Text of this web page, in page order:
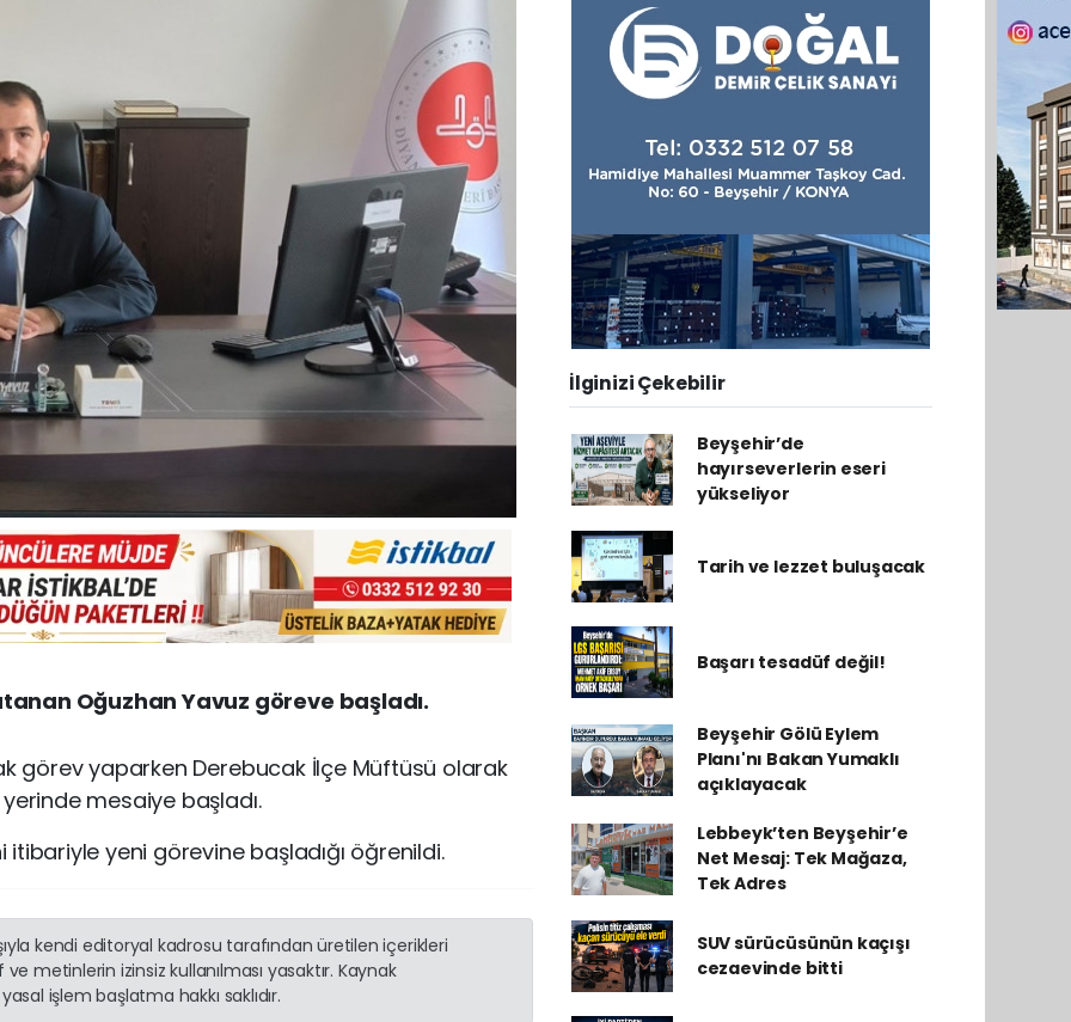
Oğuzhan Yavuz göreve başladı.
görev yaparken Derebucak İlçe Müftüsü olarak
mesaiye başladı.
yeni görevine başladığı öğrenildi.
kendi editoryal kadrosu tarafından üretilen içerikleri
metinlerin izinsiz kullanılması yasaktır. Kaynak
işlem başlatma hakkı saklıdır.
İlginizi Çekebilir
Beyşehir’de
hayırseverlerin eseri
yükseliyor
Tarih ve lezzet buluşacak
Başarı tesadüf değil!
Beyşehir Gölü Eylem
Planı'nı Bakan Yumaklı
açıklayacak
Lebbeyk’ten Beyşehir’e
Net Mesaj: Tek Mağaza,
Tek Adres
SUV sürücüsünün kaçışı
cezaevinde bitti